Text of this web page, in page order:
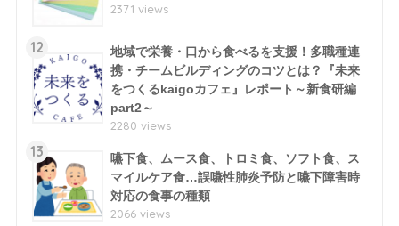
2371 views
12
地域で栄養・口から食べるを支援！多職種連
携・チームビルディングのコツとは？『未来
をつくるkaigoカフェ』レポート～新食研編
part2～
2280 views
13
嚥下食、ムース食、トロミ食、ソフト食、ス
マイルケア食…誤嚥性肺炎予防と嚥下障害時
対応の食事の種類
2066 views